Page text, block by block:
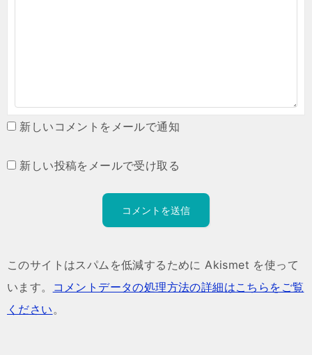
新しいコメントをメールで通知
新しい投稿をメールで受け取る
このサイトはスパムを低減するために Akismet を使って
います。
コメントデータの処理方法の詳細はこちらをご覧
ください。